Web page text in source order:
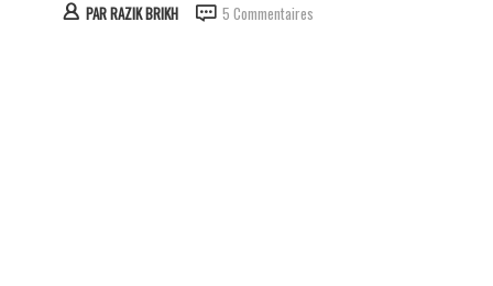
PARRAZIK BRIKH 5 Commentaires